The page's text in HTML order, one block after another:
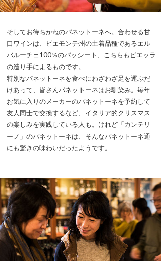
そしてお待ちかねのパネットーネへ。合わせる甘
口ワインは、ピエモンテ州の土着品種であるエル
バルーチェ100％のパッシート、こちらもビエッラ
の造り手によるものです。
特別なパネットーネを食べにわざわざ足を運ぶだ
けあって、皆さんパネットーネはお馴染み。毎年
お気に入りのメーカーのパネットーネを予約して
友人同士で交換するなど、イタリア的クリスマス
の楽しみを実践している人も。けれど「カンテリ
ーノ」のパネットーネは、そんなパネットーネ通
にも驚きの味わいだったようです。